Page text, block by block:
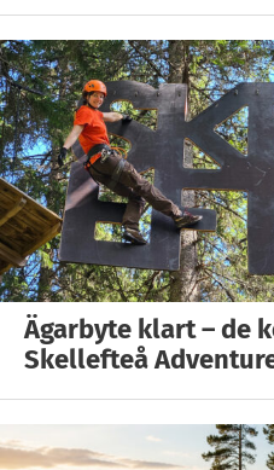
Ägarbyte klart – de
Skellefteå